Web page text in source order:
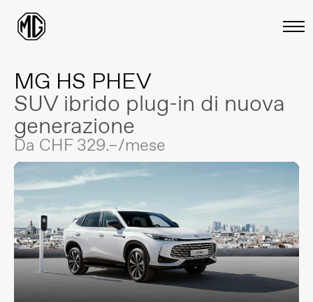
MG HS PHEV
SUV ibrido plug-in di nuova
generazione
Da CHF 329.–/mese